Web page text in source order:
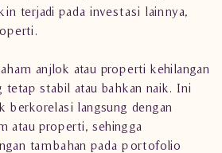
terjadi pada investasi lainnya,
anjlok atau properti kehilangan
tetap stabil atau bahkan naik. Ini
berkorelasi langsung dengan
atau properti, sehingga
tambahan pada portofolio